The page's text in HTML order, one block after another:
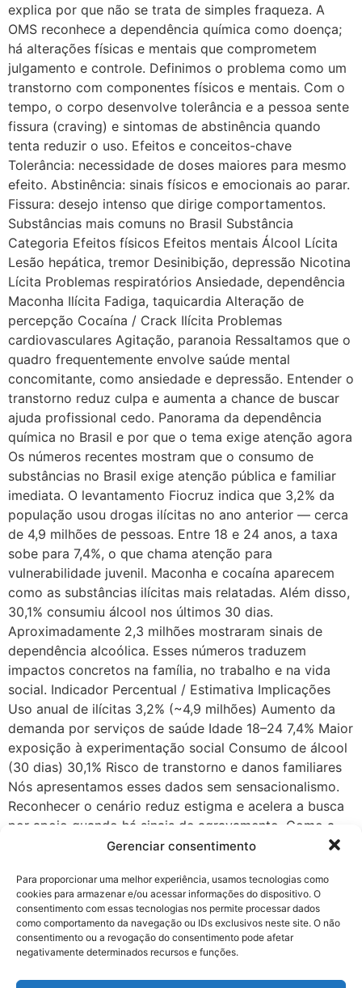
Gerenciar consentimento
Para proporcionar uma melhor experiência, usamos tecnologias como
cookies para armazenar e/ou acessar informações do dispositivo. O
consentimento com essas tecnologias nos permite processar dados
como comportamento da navegação ou IDs exclusivos neste site. O não
consentimento ou a revogação do consentimento pode afetar
negativamente determinados recursos e funções.
explica por que não se trata de simples fraqueza. A
OMS reconhece a dependência química como doença;
há alterações físicas e mentais que comprometem
julgamento e controle. Definimos o problema como um
transtorno com componentes físicos e mentais. Com o
tempo, o corpo desenvolve tolerância e a pessoa sente
fissura (craving) e sintomas de abstinência quando
tenta reduzir o uso. Efeitos e conceitos-chave
Tolerância: necessidade de doses maiores para mesmo
efeito. Abstinência: sinais físicos e emocionais ao parar.
Fissura: desejo intenso que dirige comportamentos.
Substâncias mais comuns no Brasil Substância
Categoria Efeitos físicos Efeitos mentais Álcool Lícita
Lesão hepática, tremor Desinibição, depressão Nicotina
Lícita Problemas respiratórios Ansiedade, dependência
Maconha Ilícita Fadiga, taquicardia Alteração de
percepção Cocaína / Crack Ilícita Problemas
cardiovasculares Agitação, paranoia Ressaltamos que o
quadro frequentemente envolve saúde mental
concomitante, como ansiedade e depressão. Entender o
transtorno reduz culpa e aumenta a chance de buscar
ajuda profissional cedo. Panorama da dependência
química no Brasil e por que o tema exige atenção agora
Os números recentes mostram que o consumo de
substâncias no Brasil exige atenção pública e familiar
imediata. O levantamento Fiocruz indica que 3,2% da
população usou drogas ilícitas no ano anterior — cerca
de 4,9 milhões de pessoas. Entre 18 e 24 anos, a taxa
sobe para 7,4%, o que chama atenção para
vulnerabilidade juvenil. Maconha e cocaína aparecem
como as substâncias ilícitas mais relatadas. Além disso,
30,1% consumiu álcool nos últimos 30 dias.
Aproximadamente 2,3 milhões mostraram sinais de
dependência alcoólica. Esses números traduzem
impactos concretos na família, no trabalho e na vida
social. Indicador Percentual / Estimativa Implicações
Uso anual de ilícitas 3,2% (~4,9 milhões) Aumento da
demanda por serviços de saúde Idade 18–24 7,4% Maior
exposição à experimentação social Consumo de álcool
(30 dias) 30,1% Risco de transtorno e danos familiares
Nós apresentamos esses dados sem sensacionalismo.
Reconhecer o cenário reduz estigma e acelera a busca
por apoio quando há sinais de agravamento. Como a
dependência altera decisões, emoções e percepção de
o que altera emoções e julgamentos diante do perigo.
Essa mudança muda a forma como o indivíduo avalia
consequências e age no cotidiano. Mudanças no
cérebro: memória, foco e controle de impulsos Nós
explicamos que circuitos ligados à recompensa,
memória e atenção se reorganizam. Isso reduz a